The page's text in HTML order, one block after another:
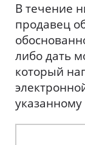
В течение
продавец
либо дать
который
указанному